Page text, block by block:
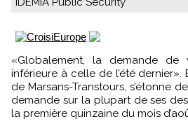
«Globalement, la demande de voyages à forfait est
inférieure à celle de l’été
de Marsans-Transtours, s’étonne
demande sur la plupart de ses
la première quinzaine du mois